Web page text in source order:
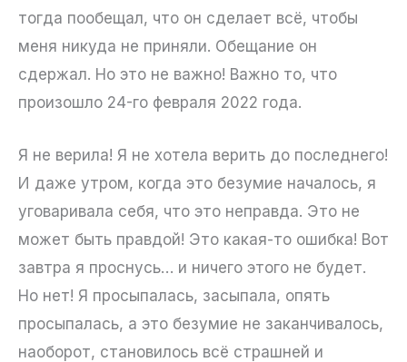
тогда пообещал, что он сделает всё, чтобы
меня никуда не приняли. Обещание он
сдержал. Но это не важно! Важно то, что
произошло 24-го февраля 2022 года.
Я не верила! Я не хотела верить до последнего!
И даже утром, когда это безумие началось, я
уговаривала себя, что это неправда. Это не
может быть правдой! Это какая-то ошибка! Вот
завтра я проснусь… и ничего этого не будет.
Но нет! Я просыпалась, засыпала, опять
просыпалась, а это безумие не заканчивалось,
наоборот, становилось всё страшней и